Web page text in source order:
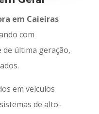
em Caieiras
com
última geração,
em veículos
de alto-